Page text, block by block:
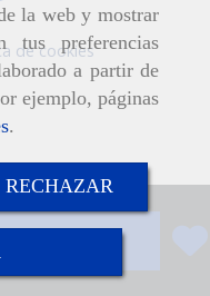
la web y mostrar
tus preferencias
a partir de
ejemplo, páginas
.
RECHAZAR
de cookies